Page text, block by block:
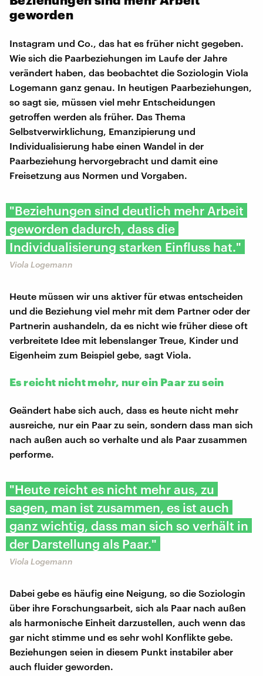
geworden
Instagram und Co., das hat es früher nicht gegeben.
Wie sich die Paarbeziehungen im Laufe der Jahre
verändert haben, das beobachtet die Soziologin Viola
Logemann ganz genau. In heutigen Paarbeziehungen,
so sagt sie, müssen viel mehr Entscheidungen
getroffen werden als früher. Das Thema
Selbstverwirklichung, Emanzipierung und
Individualisierung habe einen Wandel in der
Paarbeziehung hervorgebracht und damit eine
Freisetzung aus Normen und Vorgaben.
"Beziehungen sind deutlich mehr Arbeit
geworden dadurch, dass die
Individualisierung starken Einfluss hat."
Viola Logemann
Heute müssen wir uns aktiver für etwas entscheiden
und die Beziehung viel mehr mit dem Partner oder der
Partnerin aushandeln, da es nicht wie früher diese oft
verbreitete Idee mit lebenslanger Treue, Kinder und
Eigenheim zum Beispiel gebe, sagt Viola.
Es reicht nicht mehr, nur ein Paar zu sein
Geändert habe sich auch, dass es heute nicht mehr
ausreiche, nur ein Paar zu sein, sondern dass man sich
nach außen auch so verhalte und als Paar zusammen
performe.
"Heute reicht es nicht mehr aus, zu
sagen, man ist zusammen, es ist auch
ganz wichtig, dass man sich so verhält in
der Darstellung als Paar."
Viola Logemann
Dabei gebe es häufig eine Neigung, so die Soziologin
über ihre Forschungsarbeit, sich als Paar nach außen
als harmonische Einheit darzustellen, auch wenn das
gar nicht stimme und es sehr wohl Konflikte gebe.
Beziehungen seien in diesem Punkt instabiler aber
auch fluider geworden.